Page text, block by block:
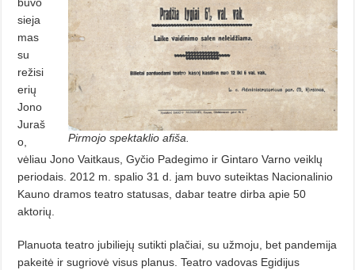
Pirmojo spektaklio afiša.
buvo
sieja
mas
su
režisi
erių
Jono
Juraš
o,
vėliau Jono Vaitkaus, Gyčio Padegimo ir Gintaro Varno veiklų
periodais. 2012 m. spalio 31 d. jam buvo suteiktas Nacionalinio
Kauno dramos teatro statusas, dabar teatre dirba apie 50
aktorių.
Planuota teatro jubiliejų sutikti plačiai, su užmoju, bet pandemija
pakeitė ir sugriovė visus planus. Teatro vadovas Egidijus